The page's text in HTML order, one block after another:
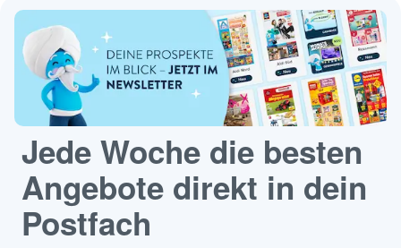
Jede Woche die besten
Angebote direkt in dein
Postfach